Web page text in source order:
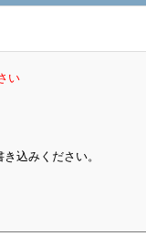
い
込みください。